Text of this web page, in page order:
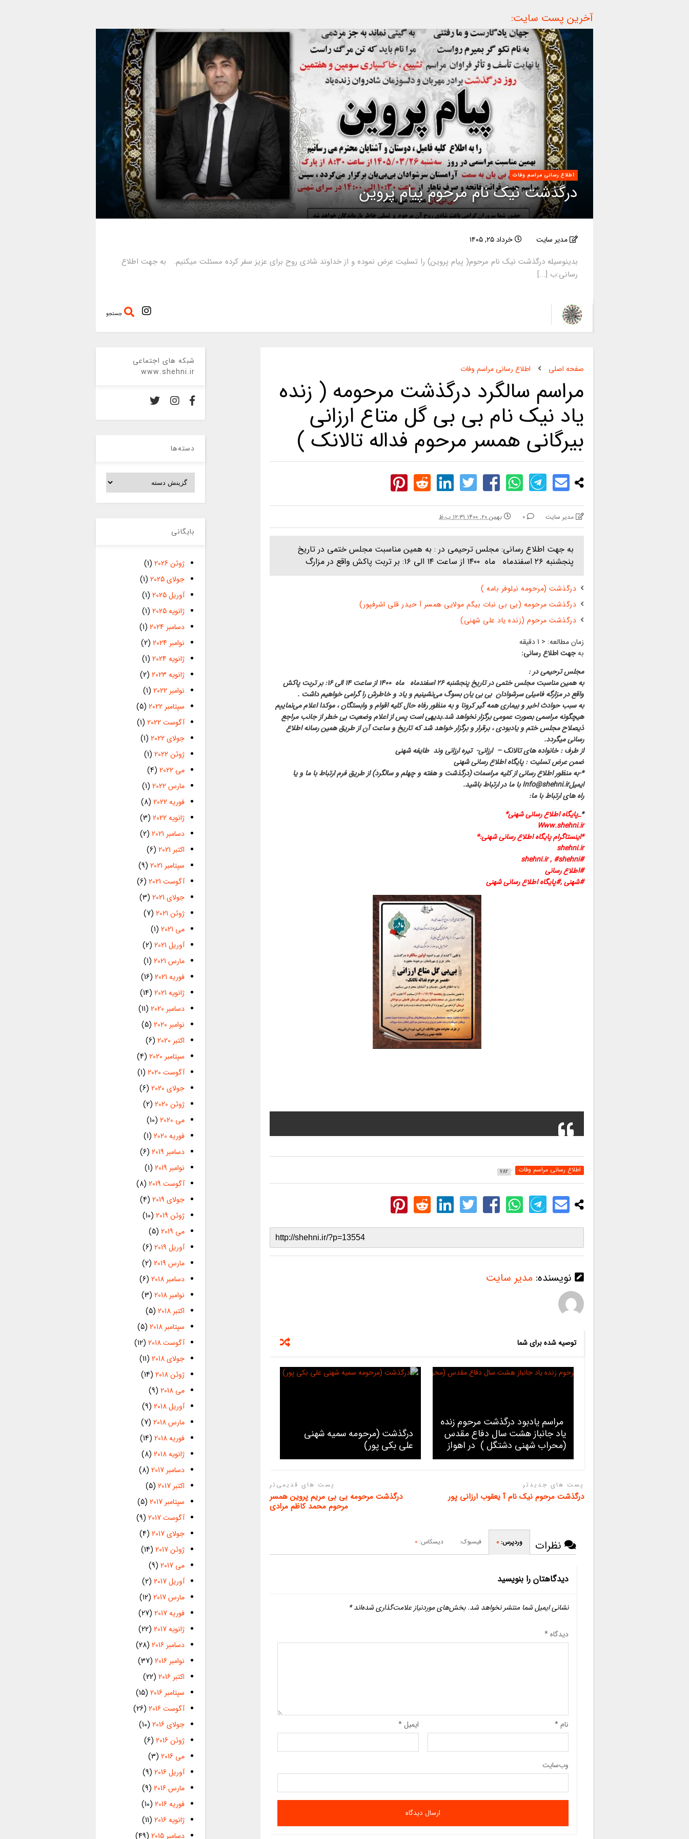
آخرین پست سایت:
اطلاع رسانی مراسم وفات
درگذشت نیک نام مرحوم پیام پروین
مدیر سایت خرداد ۲۵, ۱۴۰۵
بدینوسیله درگذشت نیک نام مرحوم( پیام پروین) را تسلیت عرض نموده و از خداوند شادی روح برای عزیز سفر کرده مسئلت میکنیم. به جهت اطلاع
رسانی:ب [...]
جستجو
صفحه اصلی اطلاع رسانی مراسم وفات
مراسم سالگرد درگذشت مرحومه ( زنده
یاد نیک نام بی بی گل متاع ارزانی
بیرگانی همسر مرحوم فداله تالانک )
مدیر سایت 0 بهمن ۲۰, ۱۴۰۰ ۱۲:۳۱ ب.ظ
به جهت اطلاع رسانی: مجلس ترحیمی در : به همین مناسبت مجلس ختمی در تاریخ
پنجشنبه ۲۶ اسفندماه ماه ۱۴۰۰ از ساعت ۱۴ الی ۱۶: بر تربت پاکش واقع در مزارگ
درگذشت (مرحومه نیلوفر بامه )
درگذشت مرحومه (بی بی نبات بیگم مولایی همسر آ حیدر قلی اشرفپور)
درگذشت مرحوم (زنده یاد علی شهنی)
زمان مطالعه: < 1 دقیقه
بهجهت اطلاع رسانی:
مجلس ترحیمی در :
به همین مناسبت مجلس ختمی در تاریخ پنجشنبه ۲۶ اسفندماه ماه ۱۴۰۰ از ساعت ۱۴ الی ۱۶: بر تربت پاکش
واقع در مزارگه فامیلی سرشوادان بی بی یان بسوگ می‌نشینیم و یاد و خاطرش را گرامی خواهیم داشت .
به سبب حوادث اخیر و بیماری همه گیر کرونا و به منظور رفاه حال کلیه اقوام و وابستگان ، موکدا اعلام می‌نماییم
هیچگونه مراسمی بصورت عمومی برگزار نخواهد شد.بدیهی است پس از اعلام وضعیت بی خطر از جانب مراجع
ذیصلاح مجلس ختم و یادبودی ، برقرار و برگزار خواهد شد که تاریخ و ساعت آن از طریق همین رسانه اطلاع
رسانی میگردد.
از طرف : خانواده های تالانک – ارزانی- تیره ارزانی وند طایفه شهنی
ضمن عرض تسلیت : پایگاه اطلاع رسانی شهنی
*-به منظور اطلاع رسانی از کلیه مراسمات (درگذشت و هفته و چهلم و سالگرد) از طریق فرم ارتباط با ما و یا
ایمیلInfo@shehni.ir با ما در ارتباط باشید.
راه های ارتباط با ما:
*_پایگاه اطلاع رسانی شهنی*
Www.shehni.ir
*اینستاگرام پایگاه اطلاع رسانی شهنی:*
shehni.ir
#shehni.ir , #shehni
#اطلاع رسانی
#شهنی ,#پایگاه اطلاع رسانی شهنی
اطلاع رسانی مراسم وفات 782
نویسنده: مدیر سایت
توصیه شده برای شما
مراسم یادبود درگذشت مرحوم زنده
یاد جانباز هشت سال دفاع مقدس
(محراب شهنی دشتگل ) در اهواز
درگذشت (مرحومه سمیه شهنی
علی بکی پور)
پست های جدیدتر
درگذشت مرحوم نیک نام آ یعقوب ارزانی پور
پست های قدیمی‌تر
درگذشت مرحومه بی بی مریم پروین همسر
مرحوم محمد کاظم مرادی
نظرات وردپرس: 0 فیسبوک: دیسکاس: 0
دیدگاهتان را بنویسید
نشانی ایمیل شما منتشر نخواهد شد. بخش‌های موردنیاز علامت‌گذاری شده‌اند*
دیدگاه*
نام* ایمیل*
وب‌سایت
شبکه های اجتماعی
www.shehni.ir
دسته‌ها
دسته‌ها
بایگانی
ژوئن 2026
(1)
جولای 2025
(1)
آوریل 2025
(1)
ژانویه 2025
(1)
دسامبر 2024
(1)
نوامبر 2024
(2)
ژانویه 2024
(1)
ژانویه 2023
(2)
نوامبر 2022
(1)
سپتامبر 2022
(5)
آگوست 2022
(1)
جولای 2022
(1)
ژوئن 2022
(1)
می 2022
(4)
مارس 2022
(1)
فوریه 2022
(8)
ژانویه 2022
(3)
دسامبر 2021
(2)
اکتبر 2021
(6)
سپتامبر 2021
(9)
آگوست 2021
(6)
جولای 2021
(3)
ژوئن 2021
(7)
می 2021
(1)
آوریل 2021
(2)
مارس 2021
(1)
فوریه 2021
(16)
ژانویه 2021
(14)
دسامبر 2020
(11)
نوامبر 2020
(5)
اکتبر 2020
(6)
سپتامبر 2020
(4)
آگوست 2020
(1)
جولای 2020
(6)
ژوئن 2020
(2)
می 2020
(10)
فوریه 2020
(1)
دسامبر 2019
(6)
نوامبر 2019
(1)
آگوست 2019
(8)
جولای 2019
(4)
ژوئن 2019
(10)
می 2019
(5)
آوریل 2019
(6)
مارس 2019
(2)
دسامبر 2018
(6)
نوامبر 2018
(3)
اکتبر 2018
(5)
سپتامبر 2018
(5)
آگوست 2018
(12)
جولای 2018
(11)
ژوئن 2018
(14)
می 2018
(9)
آوریل 2018
(9)
مارس 2018
(7)
فوریه 2018
(14)
ژانویه 2018
(8)
دسامبر 2017
(8)
اکتبر 2017
(5)
سپتامبر 2017
(5)
آگوست 2017
(9)
جولای 2017
(4)
ژوئن 2017
(14)
می 2017
(9)
آوریل 2017
(2)
مارس 2017
(12)
فوریه 2017
(27)
ژانویه 2017
(22)
دسامبر 2016
(28)
نوامبر 2016
(37)
اکتبر 2016
(22)
سپتامبر 2016
(15)
آگوست 2016
(26)
جولای 2016
(10)
ژوئن 2016
(6)
می 2016
(3)
آوریل 2016
(9)
مارس 2016
(9)
فوریه 2016
(10)
ژانویه 2016
(11)
دسامبر 2015
(49)